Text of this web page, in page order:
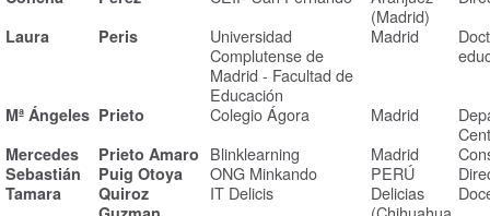
(Madrid)
Laura Peris
Universidad
Complutense de
Madrid - Facultad de
Educación
Madrid
Mª Ángeles Prieto Colegio Ágora Madrid
Mercedes Prieto Amaro Blinklearning Madrid
Sebastián Puig Otoya ONG Minkando PERÚ
Tamara
Quiroz
IT Delicis
Delicias